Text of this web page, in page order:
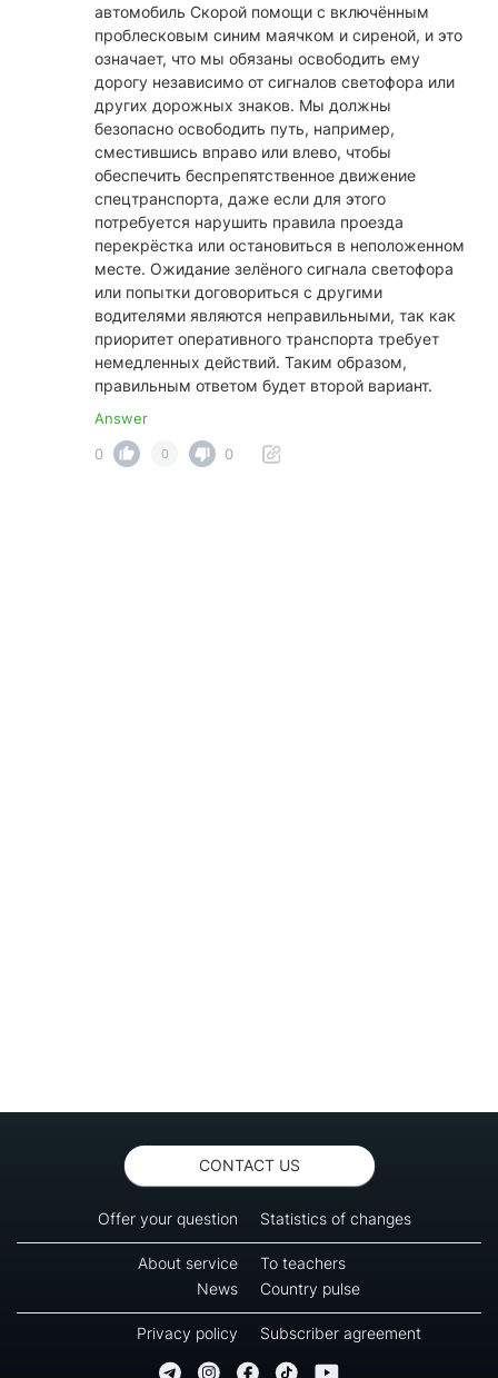
автомобиль Скорой помощи с включённым
проблесковым синим маячком и сиреной, и это
означает, что мы обязаны освободить ему
дорогу независимо от сигналов светофора или
других дорожных знаков. Мы должны
безопасно освободить путь, например,
сместившись вправо или влево, чтобы
обеспечить беспрепятственное движение
спецтранспорта, даже если для этого
потребуется нарушить правила проезда
перекрёстка или остановиться в неположенном
месте. Ожидание зелёного сигнала светофора
или попытки договориться с другими
водителями являются неправильными, так как
приоритет оперативного транспорта требует
немедленных действий. Таким образом,
правильным ответом будет второй вариант.
Answer
0
0 0
CONTACT US
Offer your question Statistics of changes
About service
To teachers
News
Country pulse
Privacy policy Subscriber agreement